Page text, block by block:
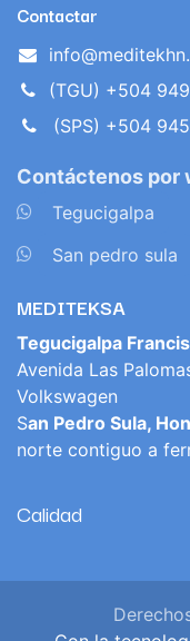
Contactar
(TGU) +504
(SPS) +504
Contáctenos por
Tegucigalpa
San pedro sula
MEDITEKSA
Tegucigalpa
Avenida Las
Volkswagen
San Pedro Sula,
norte contiguo a
Calidad